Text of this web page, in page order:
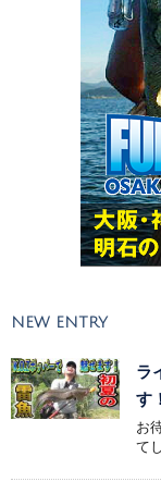
NEW ENTRY
ラ
す！
お
て